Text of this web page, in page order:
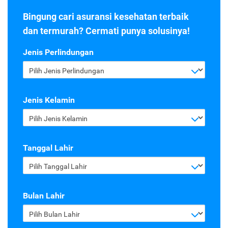
Bingung cari asuransi kesehatan terbaik
dan termurah? Cermati punya solusinya!
Jenis Perlindungan
Pilih Jenis Perlindungan
Jenis Kelamin
Pilih Jenis Kelamin
Tanggal Lahir
Pilih Tanggal Lahir
Bulan Lahir
Pilih Bulan Lahir